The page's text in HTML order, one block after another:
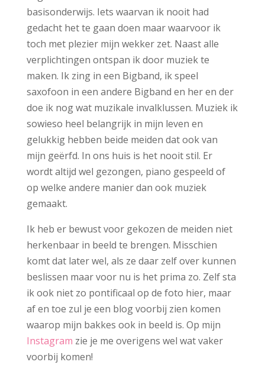
basisonderwijs. Iets waarvan ik nooit had
gedacht het te gaan doen maar waarvoor ik
toch met plezier mijn wekker zet. Naast alle
verplichtingen ontspan ik door muziek te
maken. Ik zing in een Bigband, ik speel
saxofoon in een andere Bigband en her en der
doe ik nog wat muzikale invalklussen. Muziek ik
sowieso heel belangrijk in mijn leven en
gelukkig hebben beide meiden dat ook van
mijn geërfd. In ons huis is het nooit stil. Er
wordt altijd wel gezongen, piano gespeeld of
op welke andere manier dan ook muziek
gemaakt.
Ik heb er bewust voor gekozen de meiden niet
herkenbaar in beeld te brengen. Misschien
komt dat later wel, als ze daar zelf over kunnen
beslissen maar voor nu is het prima zo. Zelf sta
ik ook niet zo pontificaal op de foto hier, maar
af en toe zul je een blog voorbij zien komen
waarop mijn bakkes ook in beeld is. Op mijn
Instagram zie je me overigens wel wat vaker
voorbij komen!